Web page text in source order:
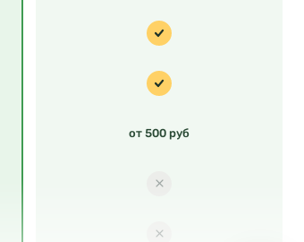
от 500 руб